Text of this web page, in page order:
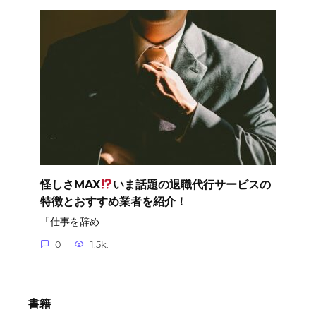
怪しさMAX
いま話題の退職代行サービスの
特徴とおすすめ業者を紹介！
「仕事を辞め
0 1.5k.
書籍